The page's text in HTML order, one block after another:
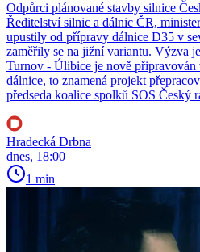
Odpůrci plánované stavby silnice
Ředitelství silnic a dálnic ČR,
upustily od přípravy dálnice D35 v
zaměřily se na jižní variantu. Výzva
Turnov - Úlibice je nově připravován
dálnice, to znamená projekt
předseda koalice spolků SOS Český
Hradecká Drbna
dnes, 18:00
1 min